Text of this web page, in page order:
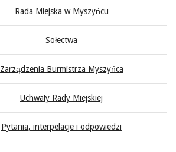
Rada Miejska w Myszyńcu
Sołectwa
Zarządzenia Burmistrza Myszyńca
Uchwały Rady Miejskiej
Pytania, interpelacje i odpowiedzi